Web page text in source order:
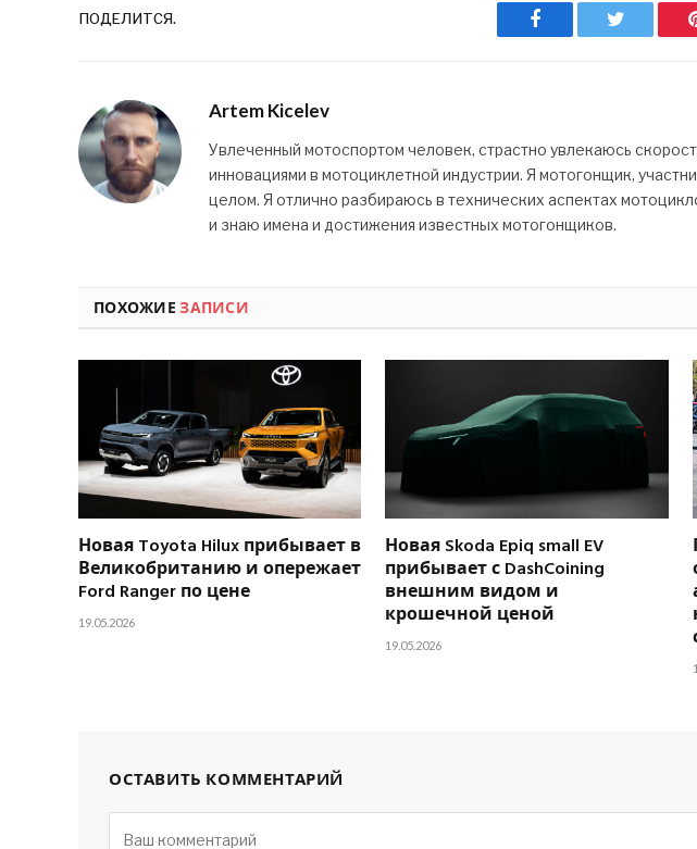
ПОДЕЛИТСЯ. Facebook Twitter
Artem Kicelev
Увлеченный мотоспортом человек, страстно увлекаюсь
инновациями в мотоциклетной индустрии. Я мотогонщик,
целом. Я отлично разбираюсь в технических аспектах
и знаю имена и достижения известных мотогонщиков.
ПОХОЖИЕЗАПИСИ
Новая Toyota Hilux прибывает в
Великобританию и опережает
Ford Ranger по цене
19.05.2026
Новая Skoda Epiq small EV
прибывает с DashCoining
внешним видом и
крошечной ценой
19.05.2026
ОСТАВИТЬ КОММЕНТАРИЙ